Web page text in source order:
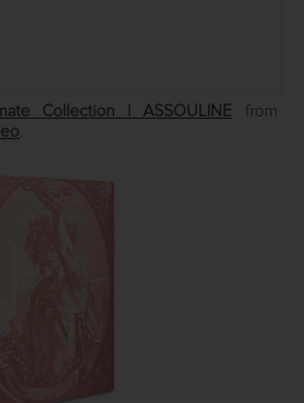
Collection | ASSOULINE from
.